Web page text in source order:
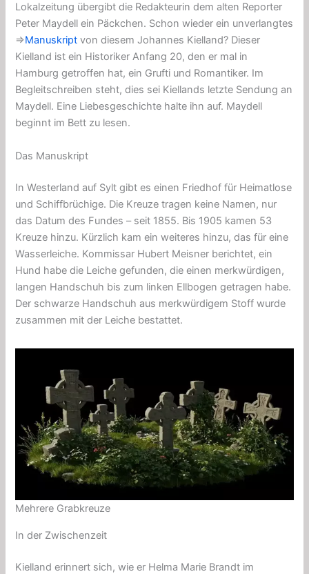
Lokalzeitung übergibt die Redakteurin dem alten Reporter
Peter Maydell ein Päckchen. Schon wieder ein unverlangtes
⇒Manuskript von diesem Johannes Kielland? Dieser
Kielland ist ein Historiker Anfang 20, den er mal in
Hamburg getroffen hat, ein Grufti und Romantiker. Im
Begleitschreiben steht, dies sei Kiellands letzte Sendung an
Maydell. Eine Liebesgeschichte halte ihn auf. Maydell
beginnt im Bett zu lesen.
Das Manuskript
In Westerland auf Sylt gibt es einen Friedhof für Heimatlose
und Schiffbrüchige. Die Kreuze tragen keine Namen, nur
das Datum des Fundes – seit 1855. Bis 1905 kamen 53
Kreuze hinzu. Kürzlich kam ein weiteres hinzu, das für eine
Wasserleiche. Kommissar Hubert Meisner berichtet, ein
Hund habe die Leiche gefunden, die einen merkwürdigen,
langen Handschuh bis zum linken Ellbogen getragen habe.
Der schwarze Handschuh aus merkwürdigem Stoff wurde
zusammen mit der Leiche bestattet.
Mehrere Grabkreuze
In der Zwischenzeit
Kielland erinnert sich, wie er Helma Marie Brandt im